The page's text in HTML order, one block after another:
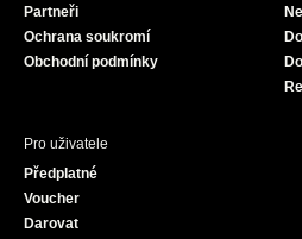
Partneři
Ochrana soukromí
Obchodní podmínky
Pro uživatele
Předplatné
Voucher
Darovat